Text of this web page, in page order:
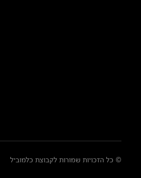
© כל הזכויות שמורות לקבוצת כלמוביל